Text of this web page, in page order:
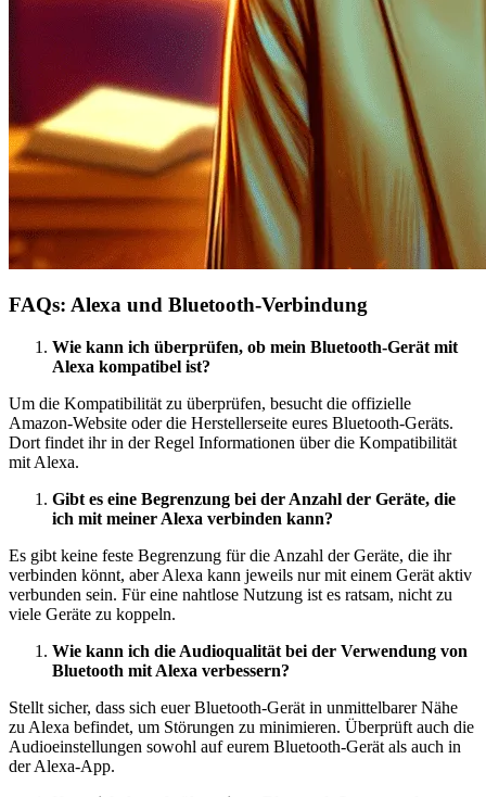
FAQs: Alexa und Bluetooth-Verbindung
Wie kann ich überprüfen, ob mein Bluetooth-Gerät mit
Alexa kompatibel ist?
Um die Kompatibilität zu überprüfen, besucht die offizielle
Amazon-Website oder die Herstellerseite eures Bluetooth-Geräts.
Dort findet ihr in der Regel Informationen über die Kompatibilität
mit Alexa.
Gibt es eine Begrenzung bei der Anzahl der Geräte, die
ich mit meiner Alexa verbinden kann?
Es gibt keine feste Begrenzung für die Anzahl der Geräte, die ihr
verbinden könnt, aber Alexa kann jeweils nur mit einem Gerät aktiv
verbunden sein. Für eine nahtlose Nutzung ist es ratsam, nicht zu
viele Geräte zu koppeln.
Wie kann ich die Audioqualität bei der Verwendung von
Bluetooth mit Alexa verbessern?
Stellt sicher, dass sich euer Bluetooth-Gerät in unmittelbarer Nähe
zu Alexa befindet, um Störungen zu minimieren. Überprüft auch die
Audioeinstellungen sowohl auf eurem Bluetooth-Gerät als auch in
der Alexa-App.